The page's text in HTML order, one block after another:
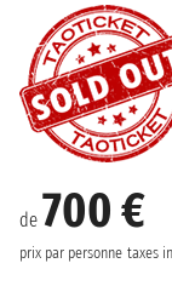
de 700 €
prix par personne taxes